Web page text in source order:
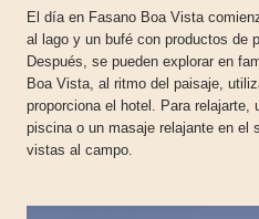
El día en Fasano Boa Vista
al lago y un bufé con productos de
Después, se pueden explorar en
Boa Vista, al ritmo del paisaje,
proporciona el hotel. Para relajarte,
piscina o un masaje relajante en el
vistas al campo.